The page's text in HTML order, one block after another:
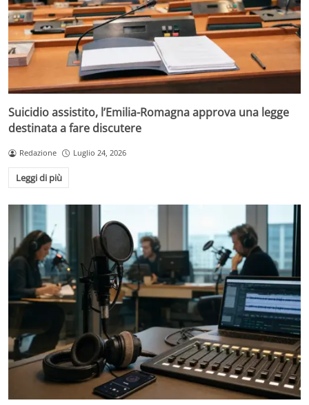
Suicidio assistito, l’Emilia-Romagna approva una legge
destinata a fare discutere
Redazione Luglio 24, 2026
Leggi di più